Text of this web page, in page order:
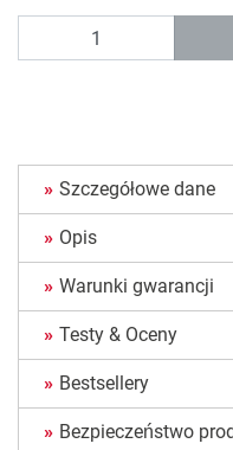
Szczegółowe dane
Opis
Warunki gwarancji
Testy & Oceny
Bestsellery
Bezpieczeństwo